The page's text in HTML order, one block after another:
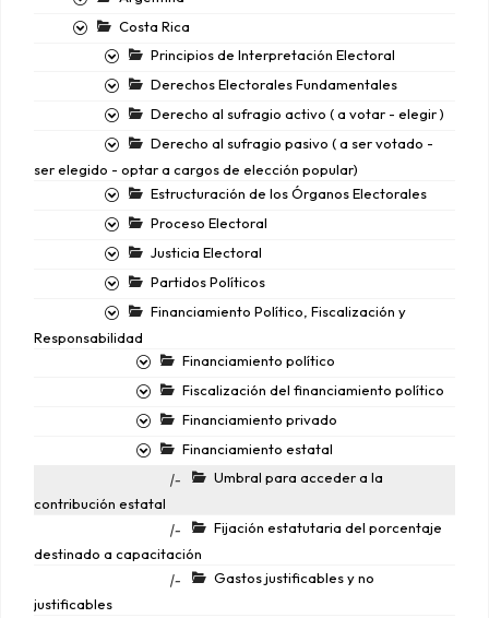
Costa Rica
Principios de Interpretación Electoral
Derechos Electorales Fundamentales
Derecho al sufragio activo ( a votar - elegir )
Derecho al sufragio pasivo ( a ser votado -
ser elegido - optar a cargos de elección popular)
Estructuración de los Órganos Electorales
Proceso Electoral
Justicia Electoral
Partidos Políticos
Financiamiento Político, Fiscalización y
Responsabilidad
Financiamiento político
Fiscalización del financiamiento político
Financiamiento privado
Financiamiento estatal
|-
Umbral para acceder a la
contribución estatal
|-
Fijación estatutaria del porcentaje
destinado a capacitación
|-
Gastos justificables y no
justificables